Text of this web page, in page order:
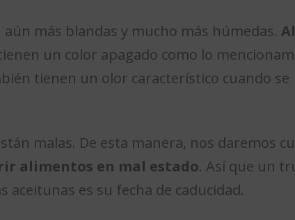
más blandas y mucho más húmedas. Al
un color apagado como lo
tienen un olor característico cuando se
malas. De esta manera, nos daremos
alimentos en mal estado. Así que un
es su fecha de caducidad.